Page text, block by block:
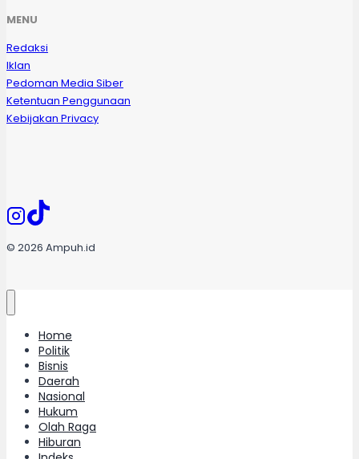
MENU
Redaksi
Iklan
Pedoman Media Siber
Ketentuan Penggunaan
Kebijakan Privacy
© 2026 Ampuh.id
Home
Politik
Bisnis
Daerah
Nasional
Hukum
Olah Raga
Hiburan